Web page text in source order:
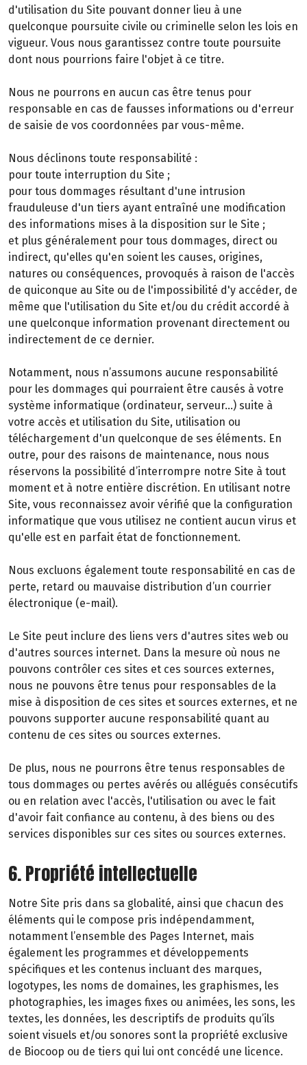
d'utilisation du Site pouvant donner lieu à une
quelconque poursuite civile ou criminelle selon les lois en
vigueur. Vous nous garantissez contre toute poursuite
dont nous pourrions faire l'objet à ce titre.
Nous ne pourrons en aucun cas être tenus pour
responsable en cas de fausses informations ou d'erreur
de saisie de vos coordonnées par vous-même.
Nous déclinons toute responsabilité :
pour toute interruption du Site ;
pour tous dommages résultant d'une intrusion
frauduleuse d'un tiers ayant entraîné une modification
des informations mises à la disposition sur le Site ;
et plus généralement pour tous dommages, direct ou
indirect, qu'elles qu'en soient les causes, origines,
natures ou conséquences, provoqués à raison de l'accès
de quiconque au Site ou de l'impossibilité d'y accéder, de
même que l'utilisation du Site et/ou du crédit accordé à
une quelconque information provenant directement ou
indirectement de ce dernier.
Notamment, nous n’assumons aucune responsabilité
pour les dommages qui pourraient être causés à votre
système informatique (ordinateur, serveur…) suite à
votre accès et utilisation du Site, utilisation ou
téléchargement d'un quelconque de ses éléments. En
outre, pour des raisons de maintenance, nous nous
réservons la possibilité d’interrompre notre Site à tout
moment et à notre entière discrétion. En utilisant notre
Site, vous reconnaissez avoir vérifié que la configuration
informatique que vous utilisez ne contient aucun virus et
qu'elle est en parfait état de fonctionnement.
Nous excluons également toute responsabilité en cas de
perte, retard ou mauvaise distribution d’un courrier
électronique (e-mail).
Le Site peut inclure des liens vers d'autres sites web ou
d'autres sources internet. Dans la mesure où nous ne
pouvons contrôler ces sites et ces sources externes,
nous ne pouvons être tenus pour responsables de la
mise à disposition de ces sites et sources externes, et ne
pouvons supporter aucune responsabilité quant au
contenu de ces sites ou sources externes.
De plus, nous ne pourrons être tenus responsables de
tous dommages ou pertes avérés ou allégués consécutifs
ou en relation avec l'accès, l'utilisation ou avec le fait
d'avoir fait confiance au contenu, à des biens ou des
services disponibles sur ces sites ou sources externes.
6. Propriété intellectuelle
Notre Site pris dans sa globalité, ainsi que chacun des
éléments qui le compose pris indépendamment,
notamment l’ensemble des Pages Internet, mais
également les programmes et développements
spécifiques et les contenus incluant des marques,
logotypes, les noms de domaines, les graphismes, les
photographies, les images fixes ou animées, les sons, les
textes, les données, les descriptifs de produits qu’ils
soient visuels et/ou sonores sont la propriété exclusive
de Biocoop ou de tiers qui lui ont concédé une licence.